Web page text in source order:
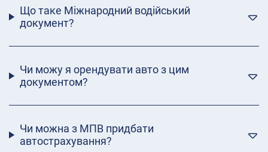
Що таке Міжнародний водійський
документ?
Чи можу я орендувати авто з цим
документом?
Чи можна з МПВ придбати
автострахування?